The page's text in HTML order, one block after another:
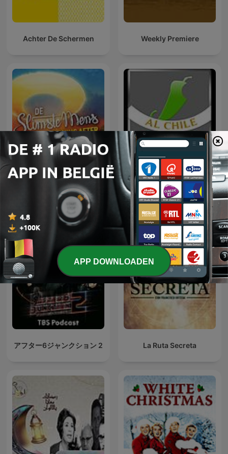
Achter De Schermen Weekly Premiere
De Slimste Mens: The
Morning After
Al Chile
Internationale Tv en film-podcasts
アフター6ジャンクション 2 La Ruta Secreta
APP DOWNLOADEN